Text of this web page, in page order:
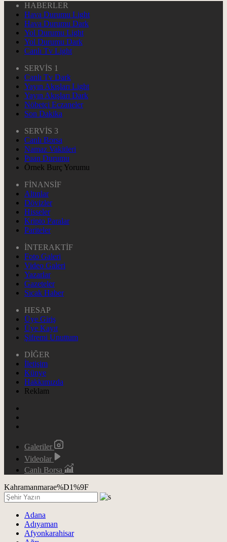
HABERLER
Hava Durumu Light
Hava Durumu Dark
Yol Durumu Light
Yol Durumu Dark
Canlı Tv Light
SERVİS 1
Canlı Tv Dark
Yayın Akışları Light
Yayın Akışları Dark
Nöbetçi Eczaneler
Son Dakika
SERVİS 3
Canlı Borsa
Namaz Vakitleri
Puan Durumu
Örnek Burç Yorumu
FİNANSİF
Altınlar
Dövizler
Hisseler
Kripto Paralar
Pariteler
İNTERAKTİF
Foto Galeri
Video Galeri
Yazarlar
Gazeteler
Sıcak Haber
HESAP
Üye Giriş
Üye Kayıt
Şifremi Unuttum
DİĞER
İletişim
Künye
Hakkımızda
Reklam
Galeriler
Videolar
Canlı Borsa
Kahramanmarae%D1%9F
Adana
Adıyaman
Afyonkarahisar